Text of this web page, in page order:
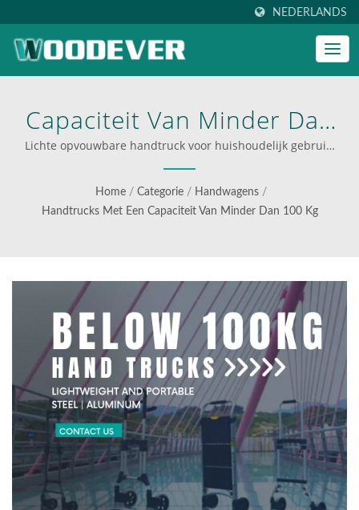
NEDERLANDS
Capaciteit Van Minder Dan
100 Kg Lichte Dolly Kar
Voldoet Aan De Behoeften
Van Dagelijks Transport. |
Veelzijdige
Van WOODEVER
Lichte opvouwbare handtruck voor huishoudelijk gebruik,
kantoor, beurzen, winkelen. | multifunctionele wagens
voor efficiënte logistiek
Home / Categorie / Handwagens /
Handtrucks Met Een Capaciteit Van Minder Dan 100 Kg